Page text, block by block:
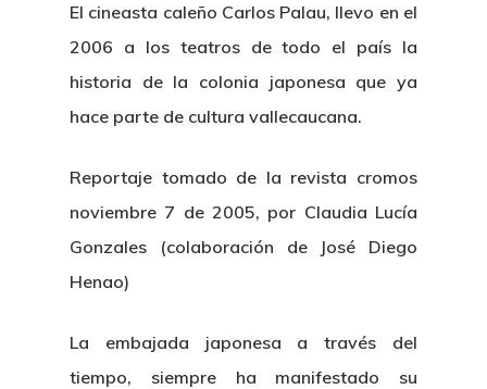
El cineasta caleño Carlos Palau, llevo en el
2006 a los teatros de todo el país la
historia de la colonia japonesa que ya
hace parte de cultura vallecaucana.
Reportaje tomado de la revista cromos
noviembre 7 de 2005, por Claudia Lucía
Gonzales (colaboración de José Diego
Henao)
La embajada japonesa a través del
tiempo, siempre ha manifestado su